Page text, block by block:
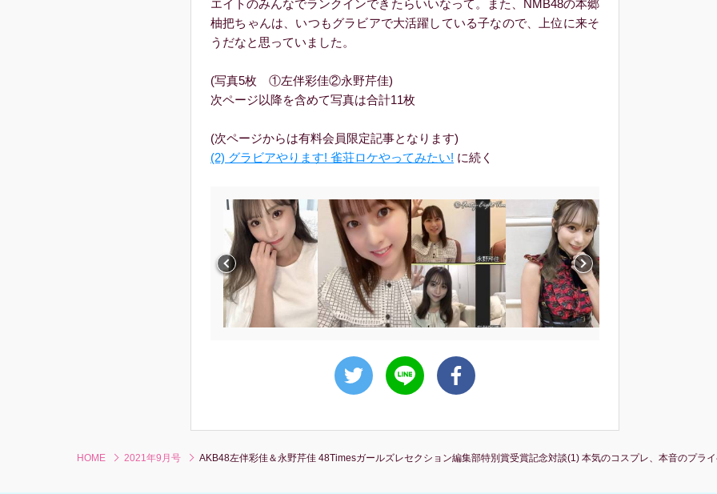
エイトのみんなでランクインできたらいいなって。また、NMB48の本郷
柚把ちゃんは、いつもグラビアで大活躍している子なので、上位に来そ
うだなと思っていました。
(写真5枚 ①左伴彩佳②永野芹佳)
次ページ以降を含めて写真は合計11枚
(次ページからは有料会員限定記事となります)
(2) グラビアやります! 雀荘ロケやってみたい! に続く
HOME 2021年9月号 AKB48左伴彩佳＆永野芹佳 48Timesガールズレセクション編集部特別賞受賞記念対談(1) 本気のコスプレ、本音のプラ